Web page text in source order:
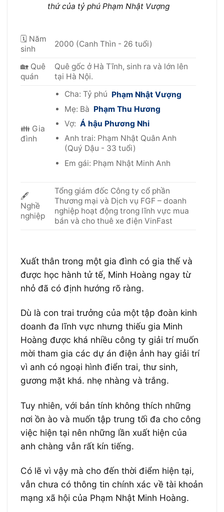
thứ của tỷ phú Phạm Nhật Vượng
🗓 Năm
sinh
2000 (Canh Thìn - 26 tuổi)
🏡 Quê
quán
Quê gốc ở Hà Tĩnh, sinh ra và lớn lên
tại Hà Nội.
👪 Gia
đình
Cha: Tỷ phú Phạm Nhật Vượng
Mẹ: Bà Phạm Thu Hương
Vợ: Á hậu Phương Nhi
Anh trai: Phạm Nhật Quân Anh
(Quý Dậu - 33 tuổi)
Em gái: Phạm Nhật Minh Anh
🖋
Nghề
nghiệp
Tổng giám đốc Công ty cổ phần
Thương mại và Dịch vụ FGF – doanh
nghiệp hoạt động trong lĩnh vực mua
bán và cho thuê xe điện VinFast
Xuất thân trong một gia đình có gia thế và
được học hành tử tế, Minh Hoàng ngay từ
nhỏ đã có định hướng rõ ràng.
Dù là con trai trưởng của một tập đoàn kinh
doanh đa lĩnh vực nhưng thiếu gia Minh
Hoàng được khá nhiều công ty giải trí muốn
mời tham gia các dự án điện ảnh hay giải trí
vì anh có ngoại hình điển trai, thư sinh,
gương mặt khá. nhẹ nhàng và trắng.
Tuy nhiên, với bản tính không thích những
nơi ồn ào và muốn tập trung tối đa cho công
việc hiện tại nên những lần xuất hiện của
anh chàng vẫn rất kín tiếng.
Có lẽ vì vậy mà cho đến thời điểm hiện tại,
vẫn chưa có thông tin chính xác về tài khoản
mạng xã hội của Phạm Nhật Minh Hoàng.